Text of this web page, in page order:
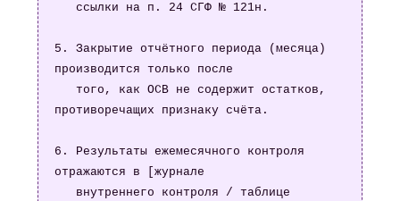
5. Закрытие отчётного периода (месяца)
производится только после
противоречащих признаку счёта.
6. Результаты ежемесячного контроля
отражаются в [журнале